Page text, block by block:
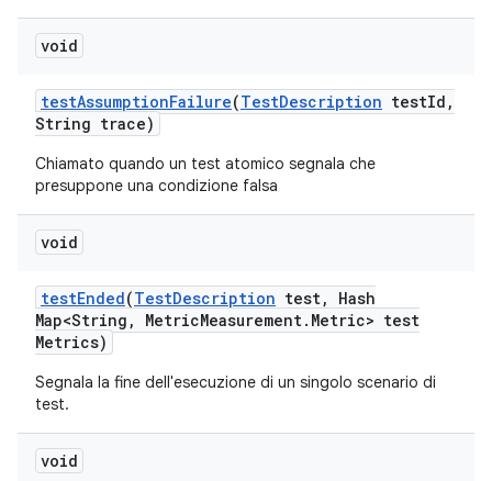
void
testAssumptionFailure(TestDescription testId ,
String trace)
Chiamato quando un test atomico segnala che
presuppone una condizione falsa
void
testEnded(TestDescription test,
Hash
Map<String , MetricMeasurement. Metric> test
Metrics)
Segnala la fine dell'esecuzione di un singolo scenario di
test.
void